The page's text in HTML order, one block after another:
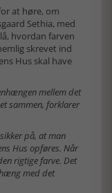
at høre, om
Sethia, med
hvordan farven
skrevet ind
Hus skal have
mellem det
sammen, forklarer
på, at man
Hus opføres. Når
rigtige farve. Det
med det